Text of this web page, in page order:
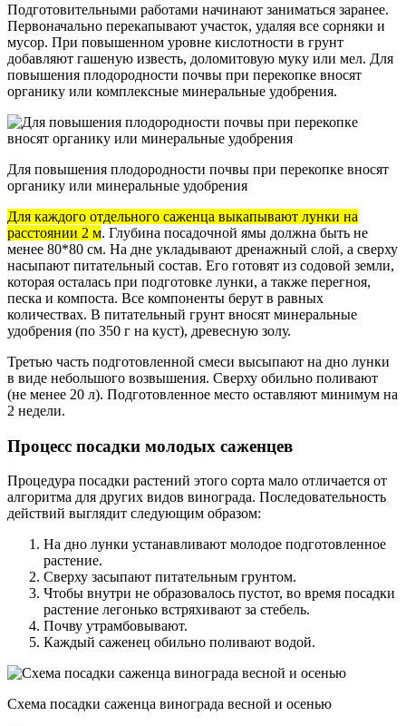
Подготовительными работами начинают заниматься заранее.
Первоначально перекапывают участок, удаляя все сорняки и
мусор. При повышенном уровне кислотности в грунт
добавляют гашеную известь, доломитовую муку или мел. Для
повышения плодородности почвы при перекопке вносят
органику или комплексные минеральные удобрения.
Для повышения плодородности почвы при перекопке вносят
органику или минеральные удобрения
Для каждого отдельного саженца выкапывают лунки на
расстоянии 2 м. Глубина посадочной ямы должна быть не
менее 80*80 см. На дне укладывают дренажный слой, а сверху
насыпают питательный состав. Его готовят из содовой земли,
которая осталась при подготовке лунки, а также перегноя,
песка и компоста. Все компоненты берут в равных
количествах. В питательный грунт вносят минеральные
удобрения (по 350 г на куст), древесную золу.
Третью часть подготовленной смеси высыпают на дно лунки
в виде небольшого возвышения. Сверху обильно поливают
(не менее 20 л). Подготовленное место оставляют минимум на
2 недели.
Процесс посадки молодых саженцев
Процедура посадки растений этого сорта мало отличается от
алгоритма для других видов винограда. Последовательность
действий выглядит следующим образом:
На дно лунки устанавливают молодое подготовленное
растение.
Сверху засыпают питательным грунтом.
Чтобы внутри не образовалось пустот, во время посадки
растение легонько встряхивают за стебель.
Почву утрамбовывают.
Каждый саженец обильно поливают водой.
Схема посадки саженца винограда весной и осенью